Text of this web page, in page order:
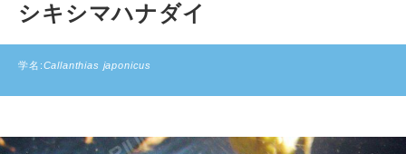
シキシマハナダイ
学名:Callanthias japonicus